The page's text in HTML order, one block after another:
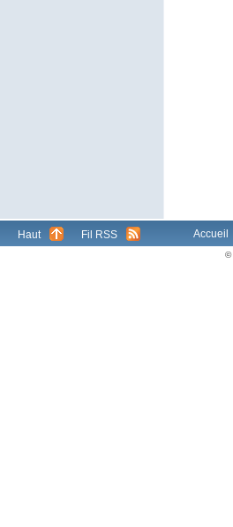
Haut Fil RSS Accueil
©